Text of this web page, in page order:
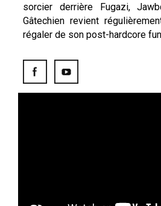
sorcier derrière Fugazi,
Gâtechien revient
régaler de son post-hardcore